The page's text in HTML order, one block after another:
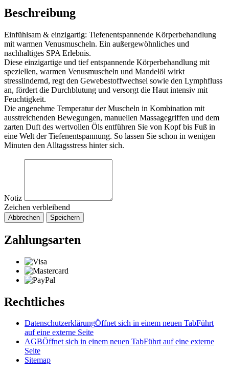
Beschreibung
Einfühlsam & einzigartig: Tiefenentspannende Körperbehandlung
mit warmen Venusmuscheln. Ein außergewöhnliches und
nachhaltiges SPA Erlebnis.
Diese einzigartige und tief entspannende Körperbehandlung mit
speziellen, warmen Venusmuscheln und Mandelöl wirkt
stresslindernd, regt den Gewebestoffwechsel sowie den Lymphfluss
an, fördert die Durchblutung und versorgt die Haut intensiv mit
Feuchtigkeit.
Die angenehme Temperatur der Muscheln in Kombination mit
ausstreichenden Bewegungen, manuellen Massagegriffen und dem
zarten Duft des wertvollen Öls entführen Sie von Kopf bis Fuß in
eine Welt der Tiefenentspannung. So lassen Sie schon in wenigen
Minuten den Alltagsstress hinter sich.
Notiz
Zeichen verbleibend
Abbrechen Speichern
Zahlungsarten
Rechtliches
DatenschutzerklärungÖffnet sich in einem neuen TabFührt
auf eine externe Seite
AGBÖffnet sich in einem neuen TabFührt auf eine externe
Seite
Sitemap